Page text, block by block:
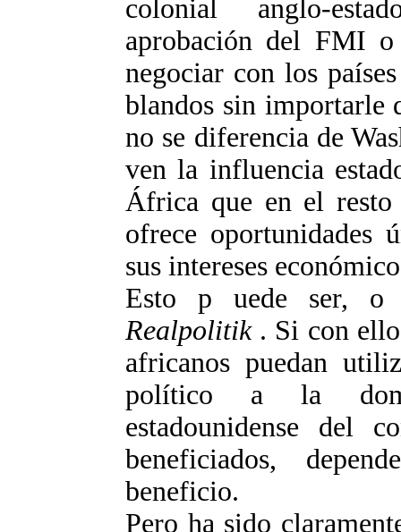
colonial anglo-
aprobación del FMI
negociar con los
blandos sin importarle
no se diferencia de
ven la influencia
África que en el
ofrece oportunidades
sus intereses
Esto p uede ser, o
Realpolitik. Si con ello
africanos puedan
político a la
estadounidense del
beneficiados,
beneficio.
Pero ha sido